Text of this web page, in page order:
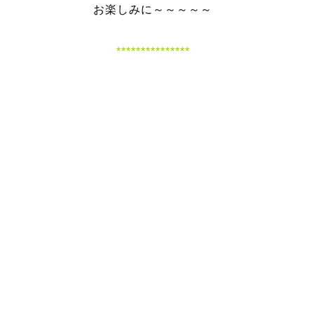
お楽しみに～～～～～
***************